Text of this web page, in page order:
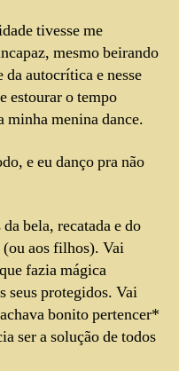
tivesse me
mesmo beirando
autocrítica e nesse
estourar o tempo
minha menina dance.
e eu danço pra não
bela, recatada e do
(ou aos filhos). Vai
fazia mágica
seus protegidos. Vai
bonito pertencer*
ser a solução de todos